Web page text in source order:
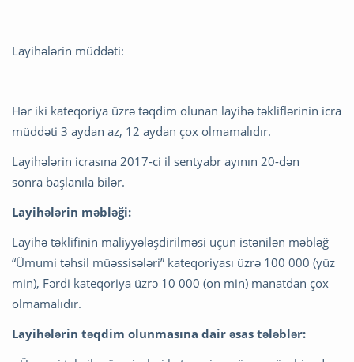
Layihələrin müddəti:
Hər iki kateqoriya üzrə təqdim olunan layihə təkliflərinin icra
müddəti 3 aydan az, 12 aydan çox olmamalıdır.
Layihələrin icrasına 2017-ci il sentyabr ayının 20-dən
sonra başlanıla bilər.
Layihələrin məbləği:
Layihə təklifinin maliyyələşdirilməsi üçün istənilən məbləğ
“Ümumi təhsil müəssisələri” kateqoriyası üzrə 100 000 (yüz
min), Fərdi kateqoriya üzrə 10 000 (on min) manatdan çox
olmamalıdır.
Layihələrin təqdim olunmasına dair əsas tələblər: